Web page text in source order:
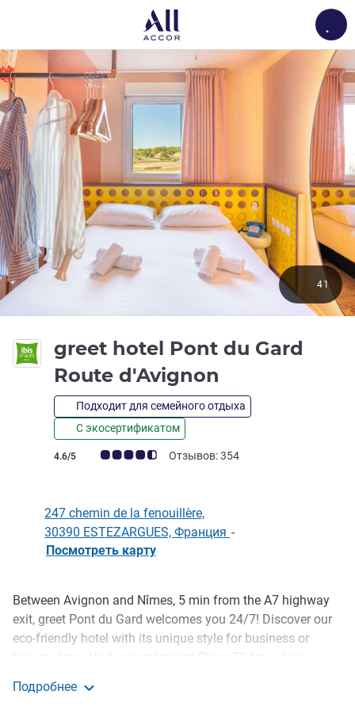
greet hotel Pont du Gard
Route d'Avignon
Подходит для семейного отдыха
С экосертификатом
Примечание: отзывы клиентов (Рейтинг ALL)
4.6/5 Отзывов: 354
41
247 chemin de la fenouillère,
30390 ESTEZARGUES, Франция -
Посмотреть карту
Описание
Between Avignon and Nîmes, 5 min from the A7 highway
exit, greet Pont du Gard welcomes you 24/7! Discover our
eco-friendly hotel with its unique style for business or
and generous cuisine. Ideally located in the Gard, put down
Подробнее